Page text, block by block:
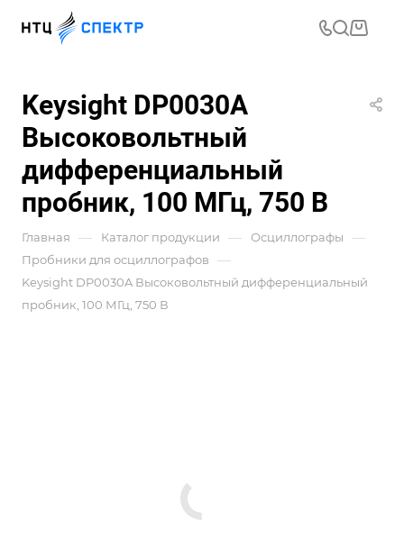
Keysight DP0030A
Высоковольтный
дифференциальный
пробник, 100 МГц, 750 В
Главная — Каталог продукции — Осциллографы —
Пробники для осциллографов —
Keysight DP0030A Высоковольтный дифференциальный
пробник, 100 МГц, 750 В